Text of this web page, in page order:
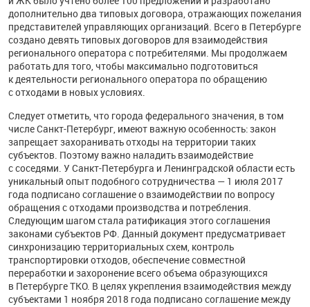
дополнительно два типовых договора, отражающих пожелания
представителей управляющих организаций. Всего в Петербурге
создано девять типовых договоров для взаимодействия
регионального оператора с потребителями. Мы продолжаем
работать для того, чтобы максимально подготовиться
к деятельности регионального оператора по обращению
с отходами в новых условиях.
Следует отметить, что города федерального значения, в том
числе Санкт-Петербург, имеют важную особенность: закон
запрещает захоранивать отходы на территории таких
субъектов. Поэтому важно наладить взаимодействие
с соседями. У Санкт-Петербурга и Ленинградской области есть
уникальный опыт подобного сотрудничества — 1 июля 2017
года подписано соглашение о взаимодействии по вопросу
обращения с отходами производства и потребления.
Следующим шагом стала ратификация этого соглашения
законами субъектов РФ. Данный документ предусматривает
синхронизацию территориальных схем, контроль
транспортировки отходов, обеспечение совместной
переработки и захоронение всего объема образующихся
в Петербурге ТКО. В целях укрепления взаимодействия между
субъектами 1 ноября 2018 года подписано соглашение между